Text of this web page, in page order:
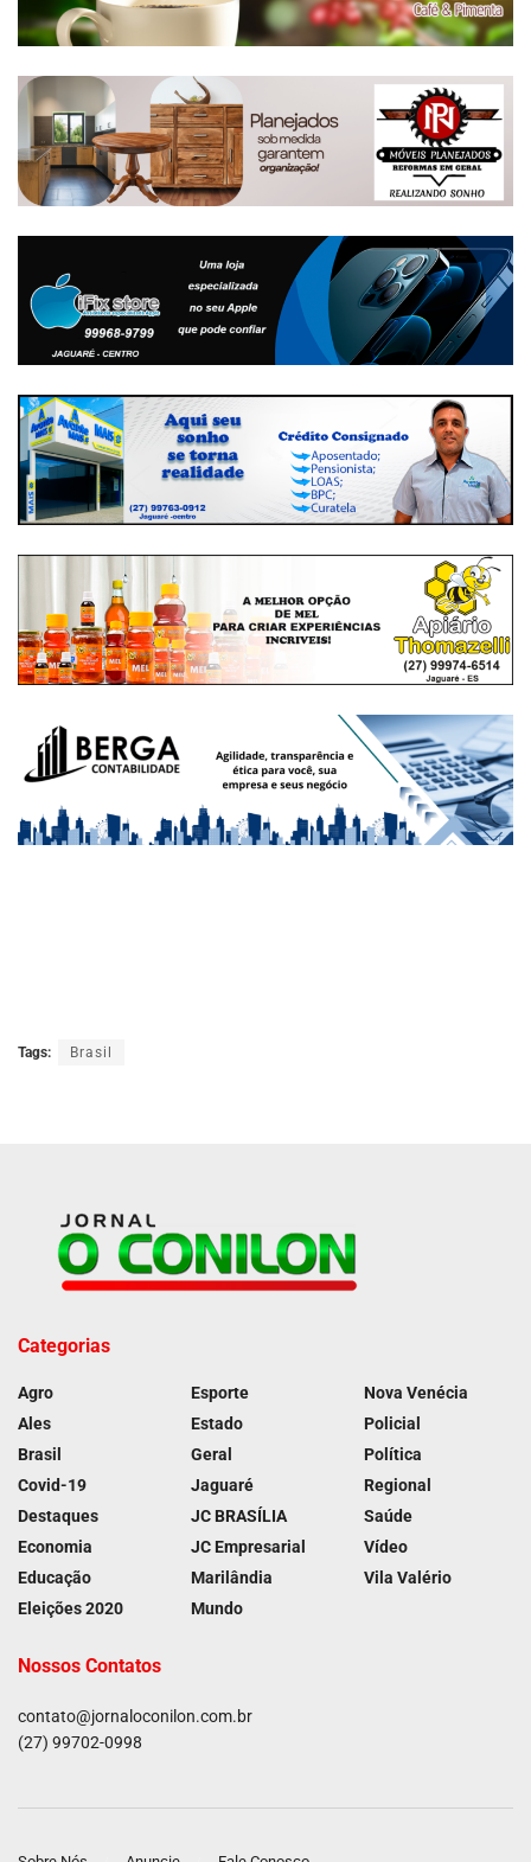
Tags: Brasil
Categorias
Agro
Ales
Brasil
Covid-19
Destaques
Economia
Educação
Eleições 2020
Esporte
Estado
Geral
Jaguaré
JC BRASÍLIA
JC Empresarial
Marilândia
Mundo
Nova Venécia
Policial
Política
Regional
Saúde
Vídeo
Vila Valério
Nossos Contatos
contato@jornaloconilon.com.br
(27) 99702-0998